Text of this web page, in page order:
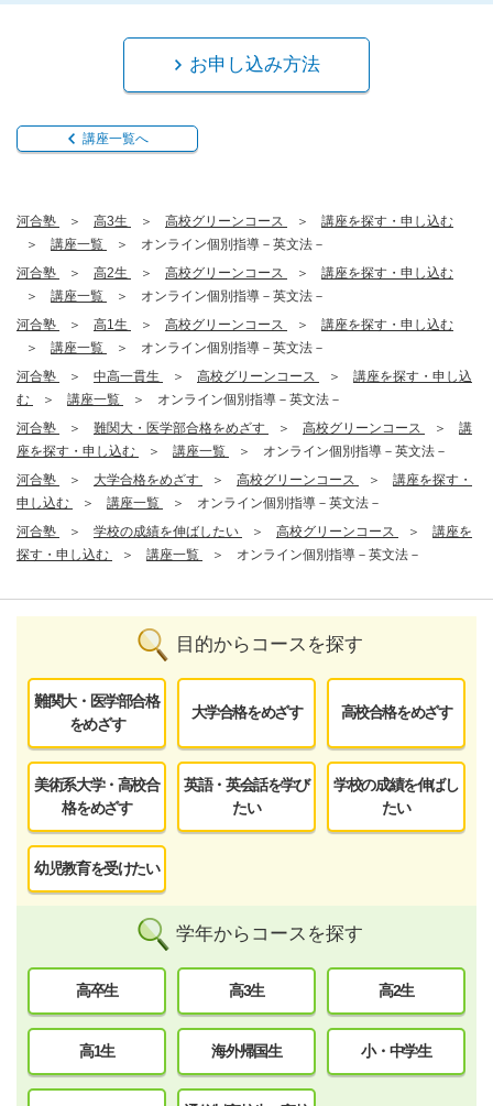
お申し込み方法
講座一覧へ
河合塾 高3生 高校グリーンコース
講座を探す・申し込む
講座一覧
オンライン個別指導－英文法－
河合塾
高2生 高校グリーンコース
講座を探す・申し込む
講座一覧
オンライン個別指導－英文法－
河合塾
高1生 高校グリーンコース
講座を探す・申し込む
講座一覧
オンライン個別指導－英文法－
河合塾
中高一貫生 高校グリーンコース
講座を探す・申し込
む
講座一覧
オンライン個別指導－英文法－
河合塾
難関大・医学部合格をめざす 高校グリーンコース
講
座を探す・申し込む
講座一覧
オンライン個別指導－英文法－
河合塾
大学合格をめざす 高校グリーンコース
講座を探す・
申し込む
講座一覧
オンライン個別指導－英文法－
河合塾
学校の成績を伸ばしたい 高校グリーンコース
講座を
探す・申し込む
講座一覧 オンライン個別指導－英文法－
目的からコースを探す
難関大・医学部合格
をめざす
大学合格をめざす 高校合格をめざす
美術系大学・高校合
格をめざす
英語・英会話を学び
たい
学校の成績を伸ばし
たい
幼児教育を受けたい
学年からコースを探す
高卒生 高3生 高2生
高1生 海外帰国生 小・中学生